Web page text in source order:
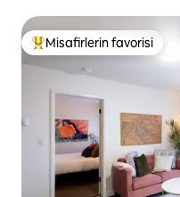
Misafirlerin favorilerinden
Misafirlerin favorisi